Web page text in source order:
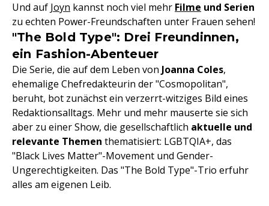
Und auf Joyn kannst noch viel mehr Filme und Serien
zu echten Power-Freundschaften unter Frauen sehen!
"The Bold Type": Drei Freundinnen,
ein Fashion-Abenteuer
Die Serie, die auf dem Leben von Joanna Coles,
ehemalige Chefredakteurin der "Cosmopolitan",
beruht, bot zunächst ein verzerrt-witziges Bild eines
Redaktionsalltags. Mehr und mehr mauserte sie sich
aber zu einer Show, die gesellschaftlich aktuelle und
relevante Themen thematisiert: LGBTQIA+, das
"Black Lives Matter"-Movement und Gender-
Ungerechtigkeiten. Das "The Bold Type"-Trio erfuhr
alles am eigenen Leib.